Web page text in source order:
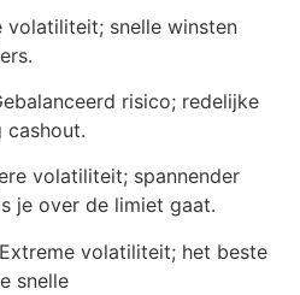
volatiliteit; snelle winsten
risico; redelijke
cashout.
volatiliteit; spannender
je over de limiet gaat.
Extreme volatiliteit; het beste
snelle